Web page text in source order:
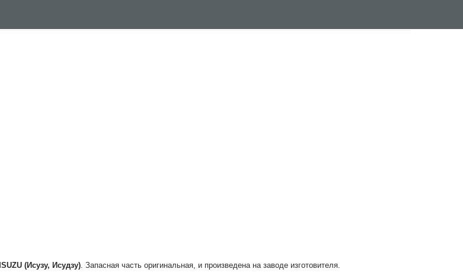
ISUZU (Исузу, Исудзу). Запасная часть оригинальная, и произведена на заводе изготовителя.